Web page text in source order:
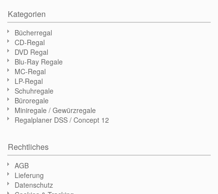
Kategorien
Bücherregal
CD-Regal
DVD Regal
Blu-Ray Regale
MC-Regal
LP-Regal
Schuhregale
Büroregale
Miniregale / Gewürzregale
Regalplaner DSS / Concept 12
Rechtliches
AGB
Lieferung
Datenschutz